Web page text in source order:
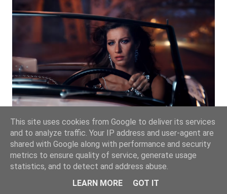
This site uses cookies from Google to deliver its services
and to analyze traffic. Your IP address and user-agent are
shared with Google along with performance and security
metrics to ensure quality of service, generate usage
statistics, and to detect and address abuse.
LEARN MORE
GOT IT